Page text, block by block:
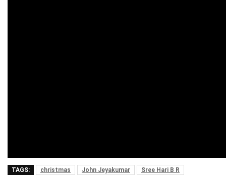
TAGS: christmas John Jeyakumar
Sree Hari B R